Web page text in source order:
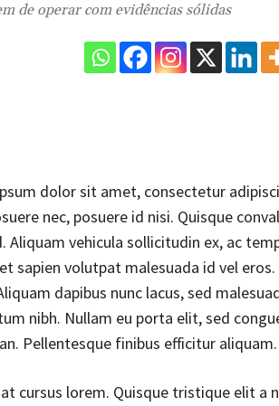
de operar com evidências sólidas
dolor sit amet, consectetur
nec, posuere id nisi. Quisque
Aliquam vehicula sollicitudin ex, ac
sapien volutpat malesuada id vel
dapibus nunc lacus, sed
nibh. Nullam eu porta elit, sed
Pellentesque finibus efficitur aliquam.
cursus lorem. Quisque tristique elit a